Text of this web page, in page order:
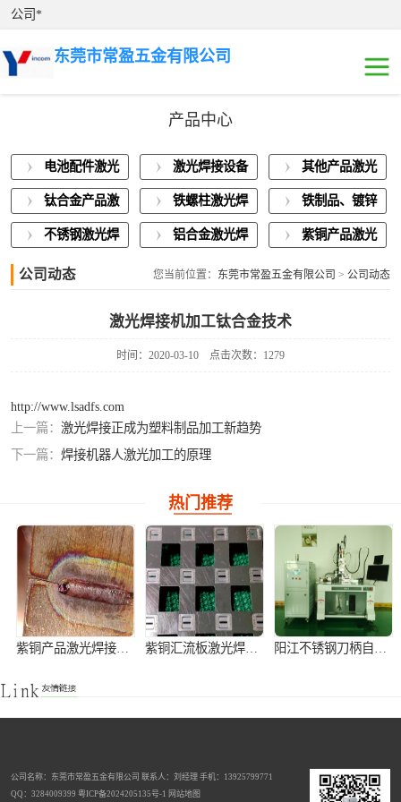
公司*
东莞市常盈五金有限公司
产品中心
电池配件激光
焊接
激光焊接设备
展示
其他产品激光
焊接
钛合金产品激
光焊接
铁螺柱激光焊
接加工
铁制品、镀锌
板激光焊接
不锈钢激光焊
铝合金激光焊
紫铜产品激光
公司动态 您当前位置： 东莞市常盈五金有限公司 > 公司动态
激光焊接机加工钛合金技术
时间：2020-03-10 点击次数：1279
http://www.lsadfs.com
上一篇： 激光焊接正成为塑料制品加工新趋势
下一篇： 焊接机器人激光加工的原理
热门推荐
紫铜产品激光焊接加工 紫铜汇流板激光焊接加工 阳江不锈钢刀柄自动激光焊接机
不锈钢窗花灯饰手持式激光焊接机 激光切割机 全自动铝离子电池壳激光焊接机
公司名称：东莞市常盈五金有限公司 联系人：刘经理 手机：13925799771
QQ：3284009399 粤ICP备2024205135号-1 网站地图
接
激光焊接设备展
示
其他产品激光焊
铝合金激光焊接